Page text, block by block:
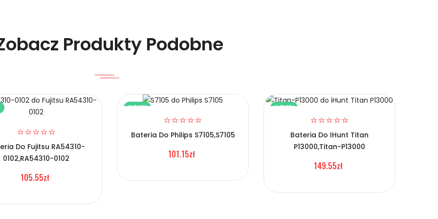
Lenovo L19C3P71
Lenovo L19C3P71?
Produkty Podobne
Do Fujitsu RA54310-
0102,RA54310-0102
105.55zł
NOWY
Bateria Do Philips S7105,S7105
101.15zł
NOWY
Bateria Do IHunt Titan
P13000,Titan-P13000
149.55zł